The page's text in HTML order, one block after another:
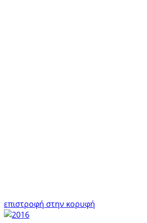
επιστροφή στην κορυφή